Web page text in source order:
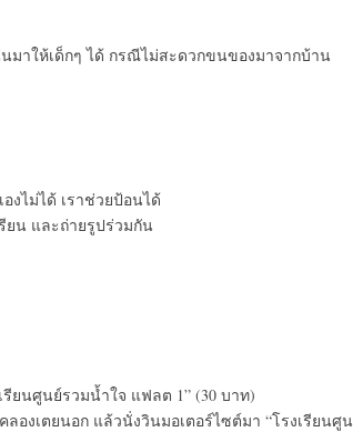
มาให้เด็กๆ ได้ กรณีไม่สะดวกขนของมาจากบ้าน
งไม่ได้ เราช่วยป้อนได้
ยน และถ่ายรูปร่วมกัน
ยนศูนย์รวมน้ำใจ แฟลต 1” (30 บาท)
องเตยนอก แล้วนั่งวินมอเตอร์ไซต์มา “โรงเรียนศู